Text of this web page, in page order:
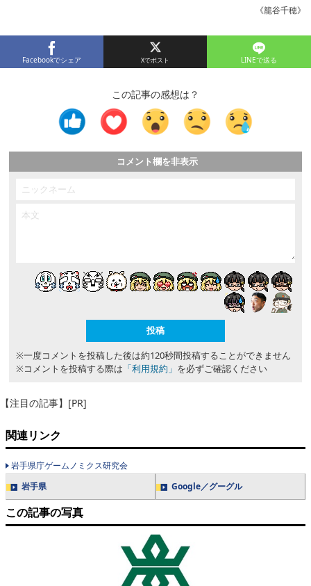
《籠谷千穂》
Facebookでシェア LINEで送る
この記事の感想は？
コメント欄を非表示
※一度コメントを投稿した後は約120秒間投稿することができません
※コメントを投稿する際は 「利用規約」 を必ずご確認ください
【注目の記事】[PR]
関連リンク
岩手県庁ゲームノミクス研究会
岩手県
Google／グーグル
この記事の写真